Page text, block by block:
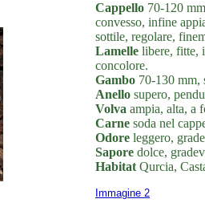
Cappello 70-120
convesso, infine
sottile, regolare,
Lamelle libere, fitte,
concolore.
Gambo 70-130 mm,
Anello supero,
Volva ampia, alta, a
Carne soda nel
Odore leggero,
Sapore dolce,
Habitat Qurcia,
Immagine 2